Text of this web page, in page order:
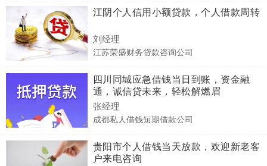
江阴个人信用小额贷款，个人借款周转
刘经理
江苏荣盛财务贷款咨询公司
四川同城应急借钱当日到账，资金融
通，诚信贷未来，轻松解燃眉
张经理
成都私人借钱短期借款公司
贵阳市个人借钱当天放款，欢迎新老客
户来电咨询